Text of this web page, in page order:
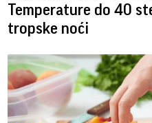
Temperature do 40
tropske noći